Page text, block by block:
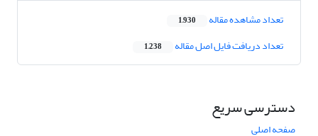
تعداد مشاهده مقاله 1,930
تعداد دریافت فایل اصل مقاله 1,238
دسترسی سریع
صفحه اصلی